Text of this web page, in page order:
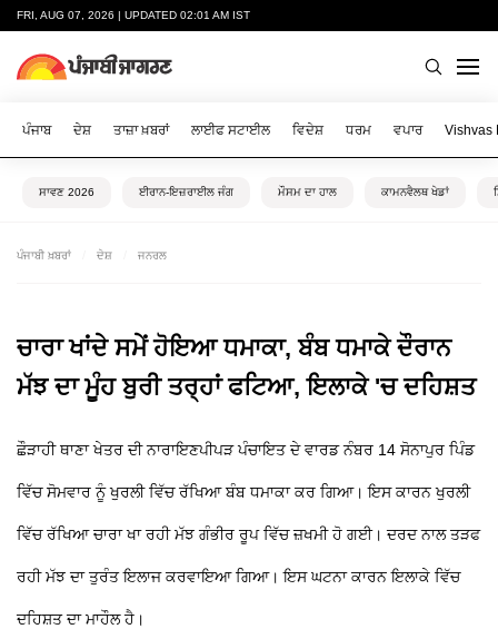
FRI, AUG 07, 2026 | UPDATED 02:01 AM IST
ਪੰਜਾਬ ਦੇਸ਼ ਤਾਜ਼ਾ ਖ਼ਬਰਾਂ ਲਾਈਫ ਸਟਾਈਲ ਵਿਦੇਸ਼ ਧਰਮ ਵਪਾਰ Vishvas
ਸਾਵਣ 2026 ਈਰਾਨ-ਇਜ਼ਰਾਈਲ ਜੰਗ ਮੌਸਮ ਦਾ ਹਾਲ ਕਾਮਨਵੈਲਥ ਖੇਡਾਂ
ਪੰਜਾਬੀ ਖ਼ਬਰਾਂ ਦੇਸ਼ ਜਨਰਲ
ਚਾਰਾ ਖਾਂਦੇ ਸਮੇਂ ਹੋਇਆ ਧਮਾਕਾ, ਬੰਬ ਧਮਾਕੇ ਦੌਰਾਨ
ਮੱਝ ਦਾ ਮੂੰਹ ਬੁਰੀ ਤਰ੍ਹਾਂ ਫਟਿਆ, ਇਲਾਕੇ 'ਚ ਦਹਿਸ਼ਤ
ਛੌੜਾਹੀ ਥਾਣਾ ਖੇਤਰ ਦੀ ਨਾਰਾਇਣਪੀਪੜ ਪੰਚਾਇਤ ਦੇ ਵਾਰਡ ਨੰਬਰ 14 ਸੋਨਾਪੁਰ ਪਿੰਡ
ਵਿੱਚ ਸੋਮਵਾਰ ਨੂੰ ਖੁਰਲੀ ਵਿੱਚ ਰੱਖਿਆ ਬੰਬ ਧਮਾਕਾ ਕਰ ਗਿਆ। ਇਸ ਕਾਰਨ ਖੁਰਲੀ
ਵਿੱਚ ਰੱਖਿਆ ਚਾਰਾ ਖਾ ਰਹੀ ਮੱਝ ਗੰਭੀਰ ਰੂਪ ਵਿੱਚ ਜ਼ਖਮੀ ਹੋ ਗਈ। ਦਰਦ ਨਾਲ ਤੜਫ
ਰਹੀ ਮੱਝ ਦਾ ਤੁਰੰਤ ਇਲਾਜ ਕਰਵਾਇਆ ਗਿਆ। ਇਸ ਘਟਨਾ ਕਾਰਨ ਇਲਾਕੇ ਵਿੱਚ
ਦਹਿਸ਼ਤ ਦਾ ਮਾਹੌਲ ਹੈ।